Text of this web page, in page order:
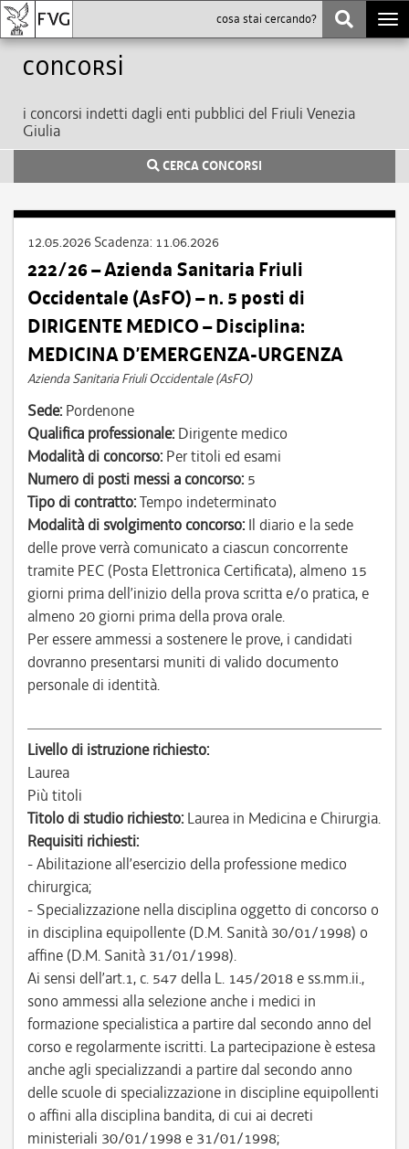
Concorsi
i concorsi indetti dagli enti pubblici del Friuli Venezia
Giulia
CERCA CONCORSI
12.05.2026 Scadenza: 11.06.2026
222/26 – Azienda Sanitaria Friuli
Occidentale (AsFO) – n. 5 posti di
DIRIGENTE MEDICO – Disciplina:
MEDICINA D’EMERGENZA-URGENZA
Azienda Sanitaria Friuli Occidentale (AsFO)
Sede: Pordenone
Qualifica professionale: Dirigente medico
Modalità di concorso: Per titoli ed esami
Numero di posti messi a concorso: 5
Tipo di contratto:Tempo indeterminato
Modalità di svolgimento concorso: Il diario e la sede
delle prove verrà comunicato a ciascun concorrente
tramite PEC (Posta Elettronica Certificata), almeno 15
giorni prima dell’inizio della prova scritta e/o pratica, e
almeno 20 giorni prima della prova orale.
Per essere ammessi a sostenere le prove, i candidati
dovranno presentarsi muniti di valido documento
personale di identità.
Livello di istruzione richiesto:
Laurea
Più titoli
Titolo di studio richiesto: Laurea in Medicina e Chirurgia.
Requisiti richiesti:
- Abilitazione all’esercizio della professione medico
chirurgica;
- Specializzazione nella disciplina oggetto di concorso o
in disciplina equipollente (D.M. Sanità 30/01/1998) o
affine (D.M. Sanità 31/01/1998).
Ai sensi dell’art.1, c. 547 della L. 145/2018 e ss.mm.ii.,
sono ammessi alla selezione anche i medici in
formazione specialistica a partire dal secondo anno del
corso e regolarmente iscritti. La partecipazione è estesa
anche agli specializzandi a partire dal secondo anno
delle scuole di specializzazione in discipline equipollenti
o affini alla disciplina bandita, di cui ai decreti
ministeriali 30/01/1998 e 31/01/1998;